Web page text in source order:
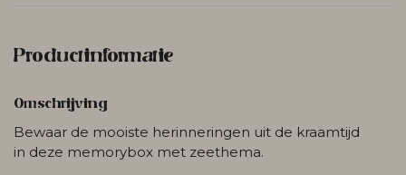
Productinformatie
Omschrijving
Bewaar de mooiste herinneringen uit de kraamtijd
in deze memorybox met zeethema.